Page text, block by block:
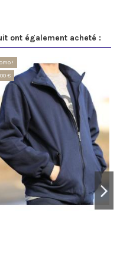
ont également acheté :
!
€